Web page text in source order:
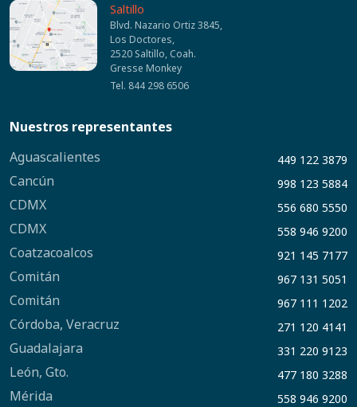
Saltillo
Blvd. Nazario Ortiz 3845,
Los Doctores,
2520 Saltillo, Coah.
Gresse Monkey
Tel. 844 298 6506
Nuestros representantes
Aguascalientes
449 122 3879
Cancún 998 123 5884
CDMX 556 680 5550
CDMX 558 946 9200
Coatzacoalcos 921 145 7177
Comitán 967 131 5051
Comitán 967 111 1202
Córdoba, Veracruz 271 120 4141
Guadalajara 331 220 9123
León, Gto. 477 180 3288
Mérida 558 946 9200